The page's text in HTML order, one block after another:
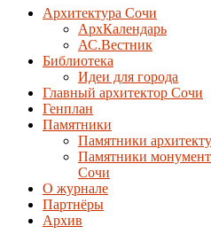
Архитектура Сочи
АрхКалендарь
АС.Вестник
Библиотека
Идеи для города
Главный архитектор Сочи
Генплан
Памятники
Памятники
Памятники
Сочи
О журнале
Партнёры
Архив